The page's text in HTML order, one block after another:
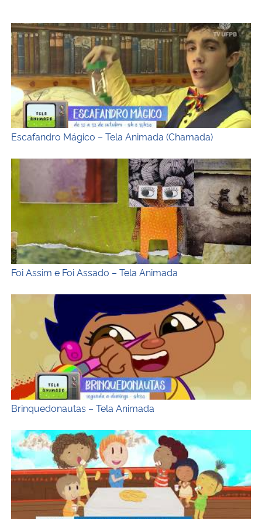
Secretaria-Geral
Secretaria de Governo
Gabinete de Segurança Institucional
Advocacia-Geral da União
Banco Central do Brasil
Planalto
Escafandro Mágico – Tela Animada (Chamada)
Escafandro Mágico – Tela Animada (Chamada)
Foi Assim e Foi Assado – Tela Animada
Foi Assim e Foi Assado – Tela Animada
Brinquedonautas – Tela Animada
Brinquedonautas – Tela Animada
Jogos de Inventar – Tela Animada (Chamada)